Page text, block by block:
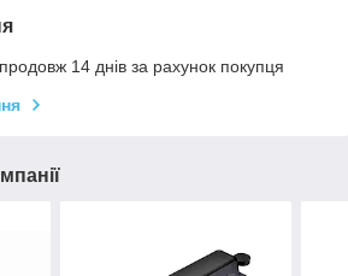
14 днів за рахунок покупця